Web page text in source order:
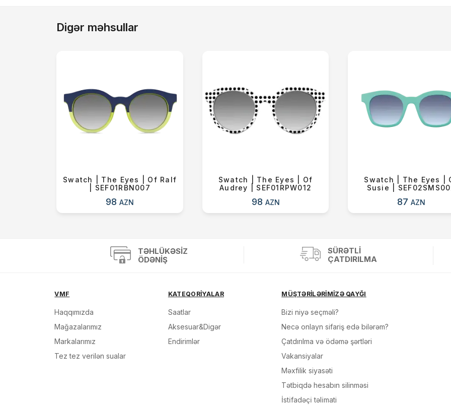
Digər məhsullar
Swatch | The Eyes | Of Ralf
| SEF01RBN007
98AZN
Swatch | The Eyes | Of
Audrey | SEF01RPW012
98 AZN
Swatch | The Eyes |
Susie |
87AZN
Alış-verişə davam et
TƏHLÜKƏSIZ
ÖDƏNIŞ
SÜRƏTLI
ÇATDIRILMA
VMF
Haqqımızda
Mağazalarımız
Markalarımız
Tez tez verilən sualar
KATEQORİYALAR
Saatlar
Aksesuar&Digər
Endirimlər
MÜŞTƏRİLƏRİMİZƏ QAYĞI
Bizi niyə seçməli?
Necə onlayn sifariş edə bilərəm?
Çatdırılma və ödəmə şərtləri
Vakansiyalar
Məxfilik siyasəti
Tətbiqdə hesabın silinməsi
İsti̇fadəçi̇ təli̇mati